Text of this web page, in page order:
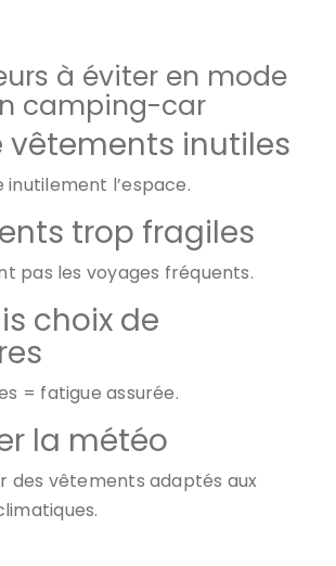
à éviter en mode
camping-car
vêtements inutiles
l’espace.
trop fragiles
pas les voyages fréquents.
choix de
= fatigue assurée.
la météo
des vêtements adaptés aux